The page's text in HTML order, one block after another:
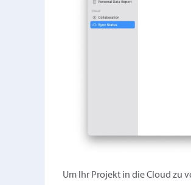
Um Ihr Projekt in die Cloud zu